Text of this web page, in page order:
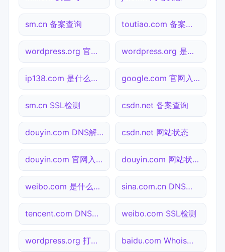
sm.cn 备案查询 toutiao.com 备案查询
wordpress.org 官网入口 wordpress.org 是什么网站
ip138.com 是什么网站 google.com 官网入口
sm.cn SSL检测 csdn.net 备案查询
douyin.com DNS解析 csdn.net 网站状态
douyin.com 官网入口 douyin.com 网站状态
weibo.com 是什么网站 sina.com.cn DNS解析
tencent.com DNS解析 weibo.com SSL检测
wordpress.org 打不开检测 baidu.com Whois查询